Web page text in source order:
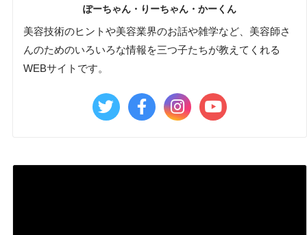
ぽーちゃん・りーちゃん・かーくん
美容技術のヒントや美容業界のお話や雑学など、美容師さ
んのためのいろいろな情報を三つ子たちが教えてくれる
WEBサイトです。